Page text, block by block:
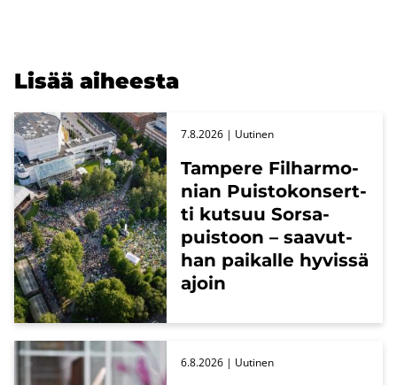
Lisää ai­hees­ta
Tam­pe­re Fil­har­mo­
nian Puis­to­kon­sert­
ti kut­suu Sors­a­
puis­toon – saa­vut­
han pai­kal­le hy­vis­sä
ajoin
7.8.2026 | Uu­ti­nen
6.8.2026 | Uu­ti­nen